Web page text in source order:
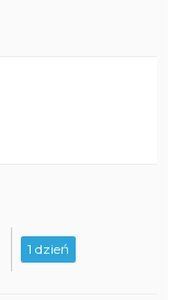
1 dzień